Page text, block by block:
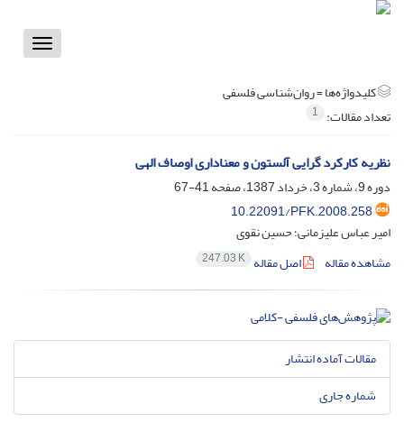
Toggle
کلیدواژه‌ها =روان‌شناسی فلسفی
تعداد مقالات: 1
نظریه کارکرد گرایی آلستون و معناداری اوصاف الهی
دوره 9، شماره 3، خرداد 1387، صفحه
41-67
10.22091/PFK.2008.258
امیر عباس علیزمانی؛ حسین نقوی
مشاهده مقاله
اصل مقاله 247.03 K
مقالات آماده انتشار
شماره جاری